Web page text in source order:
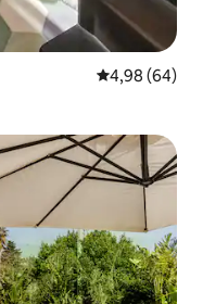
4,98 de uma
4,98 (64)